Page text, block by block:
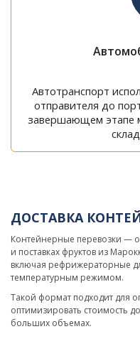
Автотранспорт
отправителя до
завершающем этапе
ДОСТАВКА
Контейнерные перевозки —
и поставках фруктов из
включая рефрижераторные
температурным режимом.
Такой формат подходит для
оптимизировать стоимость
больших объемах.